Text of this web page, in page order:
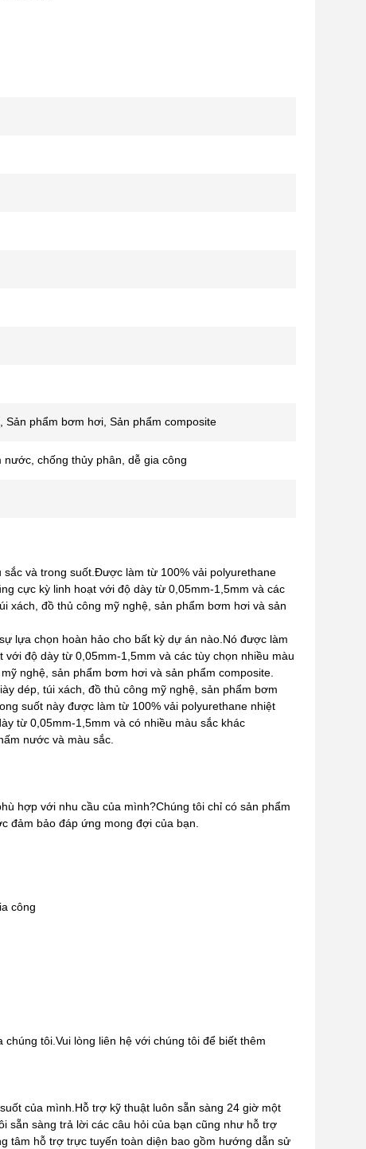
Sản phẩm bơm hơi, Sản phẩm composite
chống thủy phân, dễ gia công
và trong suốt.Được làm từ 100% vải polyurethane
cực kỳ linh hoạt với độ dày từ 0,05mm-1,5mm và các
xách, đồ thủ công mỹ nghệ, sản phẩm bơm hơi và sản
lựa chọn hoàn hảo cho bất kỳ dự án nào.Nó được làm
độ dày từ 0,05mm-1,5mm và các tùy chọn nhiều màu
nghệ, sản phẩm bơm hơi và sản phẩm composite.
dép, túi xách, đồ thủ công mỹ nghệ, sản phẩm bơm
suốt này được làm từ 100% vải polyurethane nhiệt
từ 0,05mm-1,5mm và có nhiều màu sắc khác
nước và màu sắc.
hợp với nhu cầu của mình?Chúng tôi chỉ có sản phẩm
đảm bảo đáp ứng mong đợi của bạn.
công
tôi.Vui lòng liên hệ với chúng tôi để biết thêm
của mình.Hỗ trợ kỹ thuật luôn sẵn sàng 24 giờ một
sẵn sàng trả lời các câu hỏi của bạn cũng như hỗ trợ
tâm hỗ trợ trực tuyến toàn diện bao gồm hướng dẫn sử